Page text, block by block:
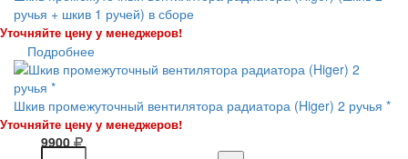
ручья + шкив 1 ручей) в сборе
Уточняйте цену у менеджеров!
Подробнее
Шкив промежуточный вентилятора радиатора (Higer) 2 ручья *
Уточняйте цену у менеджеров!
9900